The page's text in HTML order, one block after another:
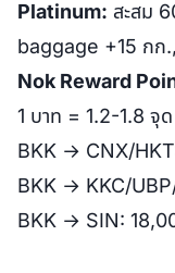
Platinum: สะสม
baggage +15 กก
Nok Reward
1 บาท = 1.2-1.8 จุ
BKK → CNX/
BKK → KKC/
BKK → SIN: